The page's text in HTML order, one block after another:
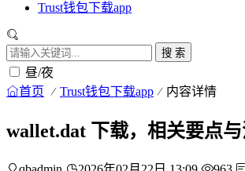
Trust钱包下载app
搜 索
昼/夜
首页 Trust钱包下载app 内容详情
wallet.dat 下载，相关要点